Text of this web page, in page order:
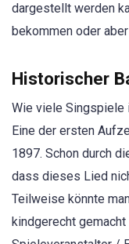
dargestellt werden
bekommen oder
Historischer
Wie viele
Eine der ersten
1897. Schon durch
dass dieses Lied
Teilweise könnte
kindgerecht